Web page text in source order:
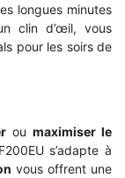
longues minutes
clin d’œil, vous
pour les soirs de
ou maximiser le
s’adapte à
vous offrent une